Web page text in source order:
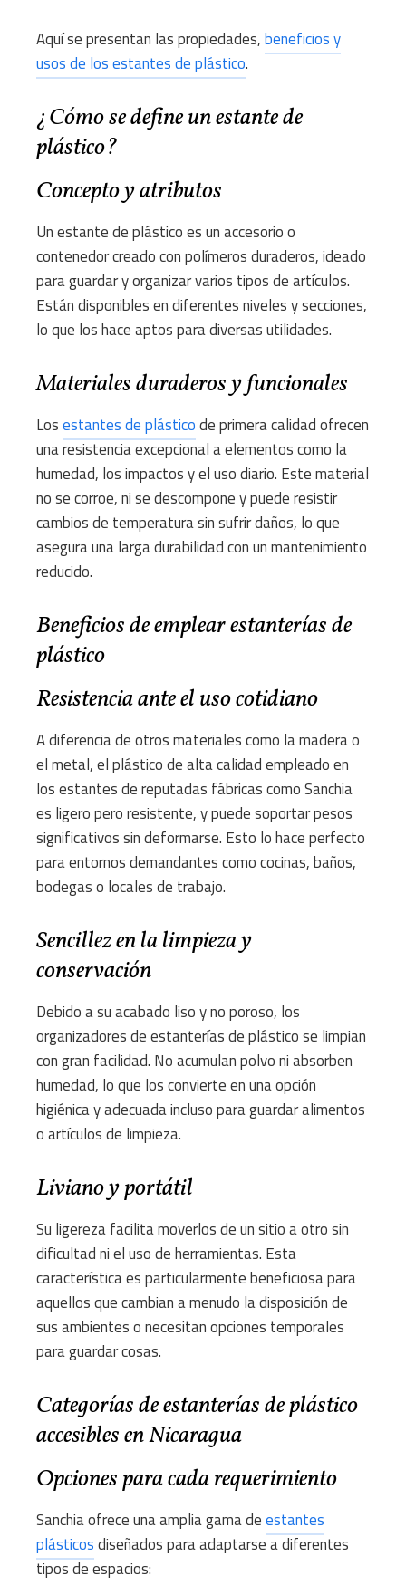
Aquí se presentan las propiedades,beneficios y
usos de los estantes de plástico.
¿Cómo se define un estante de
plástico?
Concepto y atributos
Un estante de plástico es un accesorio o
contenedor creado con polímeros duraderos, ideado
para guardar y organizar varios tipos de artículos.
Están disponibles en diferentes niveles y secciones,
lo que los hace aptos para diversas utilidades.
Materiales duraderos y funcionales
Losestantes de plásticode primera calidad ofrecen
una resistencia excepcional a elementos como la
humedad, los impactos y el uso diario. Este material
no se corroe, ni se descompone y puede resistir
cambios de temperatura sin sufrir daños, lo que
asegura una larga durabilidad con un mantenimiento
reducido.
Beneficios de emplear estanterías de
plástico
Resistencia ante el uso cotidiano
A diferencia de otros materiales como la madera o
el metal, el plástico de alta calidad empleado en
los estantes de reputadas fábricas como Sanchia
es ligero pero resistente, y puede soportar pesos
significativos sin deformarse. Esto lo hace perfecto
para entornos demandantes como cocinas, baños,
bodegas o locales de trabajo.
Sencillez en la limpieza y
conservación
Debido a su acabado liso y no poroso, los
organizadores de estanterías de plástico se limpian
con gran facilidad. No acumulan polvo ni absorben
humedad, lo que los convierte en una opción
higiénica y adecuada incluso para guardar alimentos
o artículos de limpieza.
Liviano y portátil
Su ligereza facilita moverlos de un sitio a otro sin
dificultad ni el uso de herramientas. Esta
característica es particularmente beneficiosa para
aquellos que cambian a menudo la disposición de
sus ambientes o necesitan opciones temporales
para guardar cosas.
Categorías de estanterías de plástico
accesibles en Nicaragua
Opciones para cada requerimiento
Sanchia ofrece una amplia gama deestantes
plásticosdiseñados para adaptarse a diferentes
tipos de espacios: